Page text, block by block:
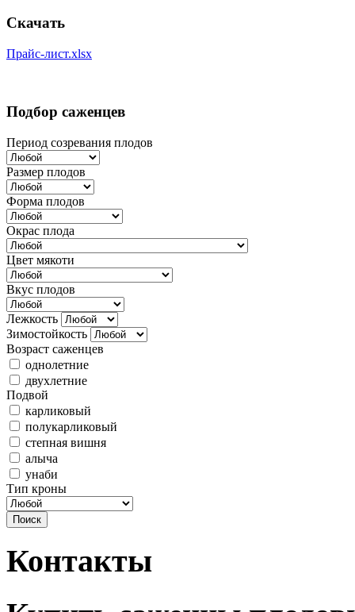
Скачать
Прайс-лист.xlsx
Подбор саженцев
Период созревания плодов
Размер плодов
Форма плодов
Окрас плода
Цвет мякоти
Вкус плодов
Лежкость
Зимостойкость
Возраст саженцев
однолетние
двухлетние
Подвой
карликовый
полукарликовый
степная вишня
алыча
унаби
Тип кроны
Контакты